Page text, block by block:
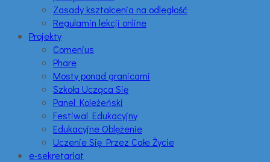
Zasady kształcenia na odległość
Regulamin lekcji online
Projekty
Comenius
Phare
Mosty ponad granicami
Szkoła Ucząca Się
Panel Koleżeński
Festiwal Edukacyjny
Edukacyjne Oblężenie
Uczenie Się Przez Całe Życie
e-sekretariat